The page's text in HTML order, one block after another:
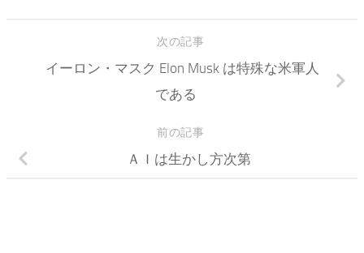
次の記事
イーロン・マスク Elon Musk は特殊な米軍人
である
前の記事
ＡＩは生かし方次第